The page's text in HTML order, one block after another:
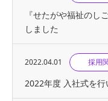
『せたがや福祉のし
しました
2022.04.01 採用
2022年度 入社式を行